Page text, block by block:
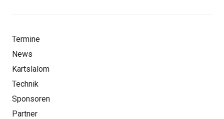
Termine
News
Kartslalom
Technik
Sponsoren
Partner